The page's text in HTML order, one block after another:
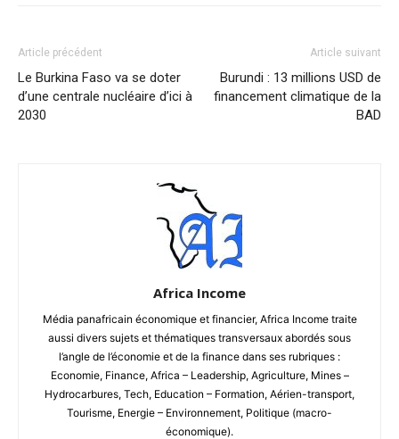
Article précédent
Le Burkina Faso va se doter
d’une centrale nucléaire d’ici à
2030
Article suivant
Burundi : 13 millions USD de
financement climatique de la
BAD
Africa Income
Média panafricain économique et financier, Africa Income traite
aussi divers sujets et thématiques transversaux abordés sous
l’angle de l’économie et de la finance dans ses rubriques :
Economie, Finance, Africa – Leadership, Agriculture, Mines –
Hydrocarbures, Tech, Education – Formation, Aérien-transport,
Tourisme, Energie – Environnement, Politique (macro-
économique).